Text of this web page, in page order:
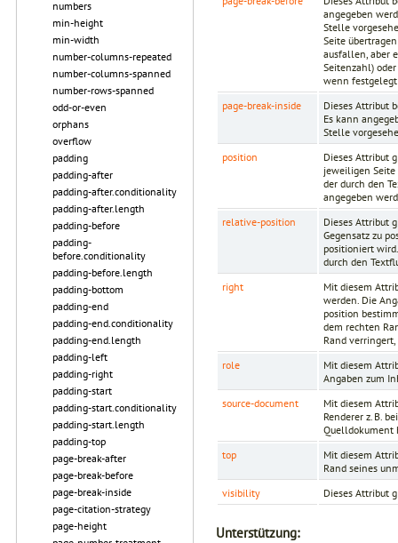
numbers
min-height
min-width
number-columns-repeated
number-columns-spanned
number-rows-spanned
odd-or-even
orphans
overflow
padding
padding-after
padding-after.conditionality
padding-after.length
padding-before
padding-
before.conditionality
padding-before.length
padding-bottom
padding-end
padding-end.conditionality
padding-end.length
padding-left
padding-right
padding-start
padding-start.conditionality
padding-start.length
padding-top
page-break-after
page-break-before
page-break-inside
page-citation-strategy
page-height
angegeben
Stelle
Seite
ausfallen, aber
Seitenzahl)
wenn
page-break-inside
Dieses Attribut
Es kann
Stelle
position
Dieses Attribut
jeweiligen
der durch den
angegeben
relative-position
Dieses Attribut
Gegensatz zu
positioniert
durch den
right
Mit diesem
werden. Die
position
dem rechten
Rand
role
Mit diesem
Angaben zum
source-document
Mit diesem
Renderer z. B.
Quelldokument
top
Mit diesem
Rand seines
visibility
Dieses Attribut
Unterstützung: